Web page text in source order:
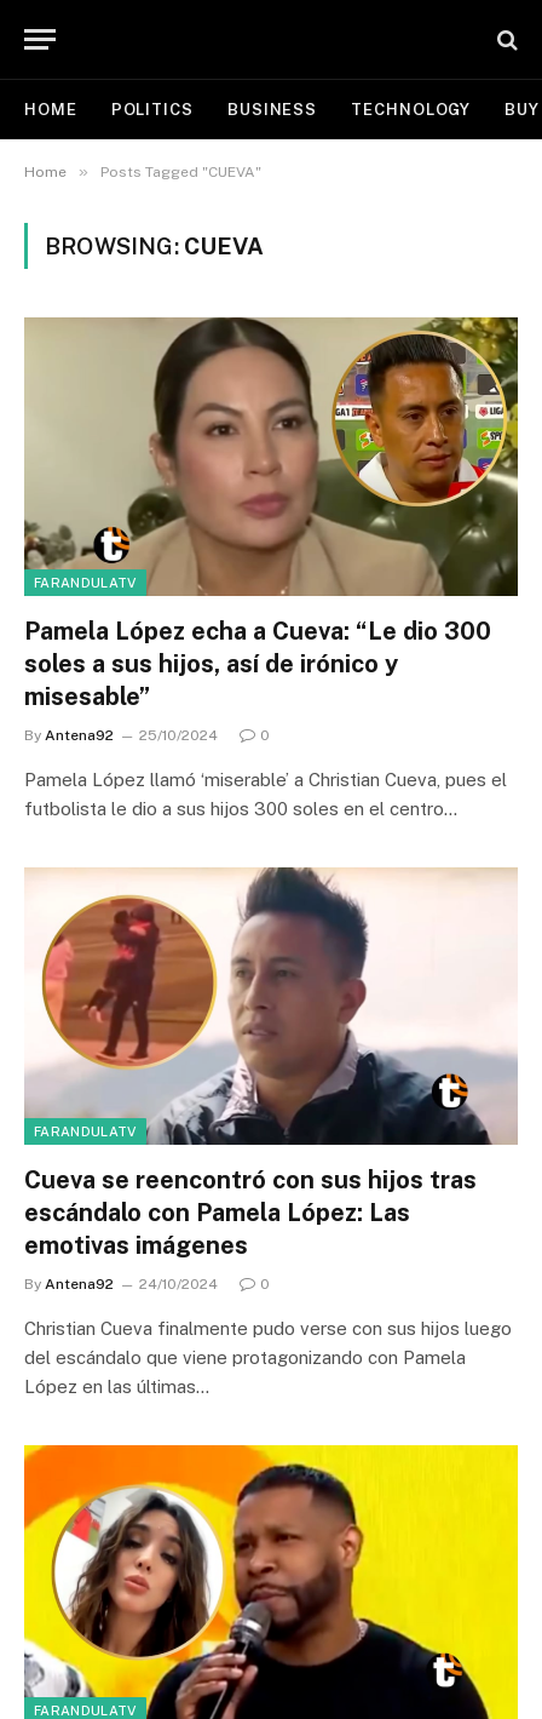
HOME POLITICS BUSINESS TECHNOLOGY
Home » Posts Tagged "CUEVA"
BROWSING: CUEVA
FARANDULATV
Pamela López echa a Cueva: “Le dio 300
soles a sus hijos, así de irónico y
misesable”
By Antena92 25/10/2024 0
Pamela López llamó ‘miserable’ a Christian Cueva, pues el
futbolista le dio a sus hijos 300 soles en el centro…
FARANDULATV
Cueva se reencontró con sus hijos tras
escándalo con Pamela López: Las
emotivas imágenes
By Antena92 24/10/2024 0
Christian Cueva finalmente pudo verse con sus hijos luego
del escándalo que viene protagonizando con Pamela
López en las últimas…
FARANDULATV